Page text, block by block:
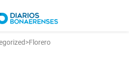
>Florero